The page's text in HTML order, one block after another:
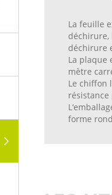
La feuille
déchirure,
déchirure
La plaque
mètre
Le chiffon
forme